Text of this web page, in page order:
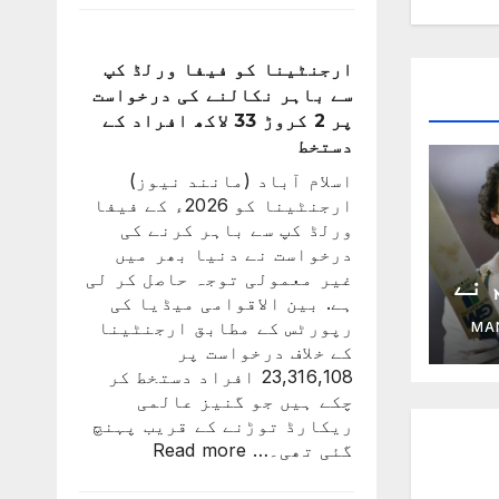
نے
جارجینا
روڈریگز
کی
شادی
تاریخ
سامنے
آ
گئی
ارجنٹینا کو فیفا ورلڈ کپ
سے باہر نکالنے کی درخواست
پر 2 کروڑ 33 لاکھ افراد کے
دستخط
اسلام آباد (مانند نیوز)
ارجنٹینا کو 2026ء کے فیفا
ورلڈ کپ سے باہر کرنے کی
درخواست نے دنیا بھر میں
غیر معمولی توجہ حاصل کر لی
ہے. بین الاقوامی میڈیا کی
رپورٹس کے مطابق ارجنٹینا
کے خلاف درخواست پر
23,316,108 افراد دستخط کر
چکے ہیں جو گنیز عالمی
ریکارڈ توڑنے کے قریب پہنچ
گئی تھی۔… Read more